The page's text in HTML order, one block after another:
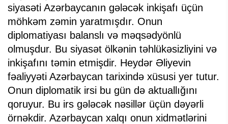
siyasəti Azərbaycanın gələcək inkişafı üçün
möhkəm zəmin yaratmışdır. Onun
diplomatiyası balanslı və məqsədyönlü
olmuşdur. Bu siyasət ölkənin təhlükəsizliyini və
inkişafını təmin etmişdir. Heydər Əliyevin
fəaliyyəti Azərbaycan tarixində xüsusi yer tutur.
Onun diplomatik irsi bu gün də aktuallığını
qoruyur. Bu irs gələcək nəsillər üçün dəyərli
örnəkdir. Azərbaycan xalqı onun xidmətlərini